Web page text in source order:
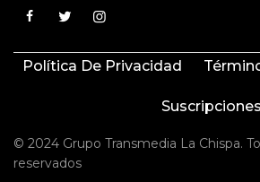
Política De Privacidad
Suscripciones
© 2024 Grupo Transmedia La Chispa.
reservados